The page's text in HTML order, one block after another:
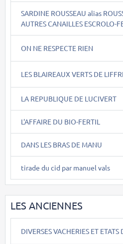
SARDINE ROUSSEAU alias
AUTRES CANAILLES ESCROLO-
ON NE RESPECTE RIEN
LES BLAIREAUX VERTS DE
LA REPUBLIQUE DE LUCIVERT
L'AFFAIRE DU BIO-FERTIL
DANS LES BRAS DE MANU
tirade du cid par manuel vals
LES ANCIENNES
DIVERSES VACHERIES ET ETATS